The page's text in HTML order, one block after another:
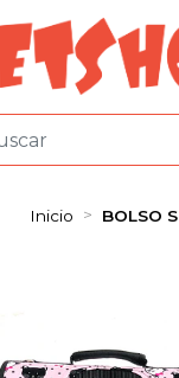
Inicio BOLSO S